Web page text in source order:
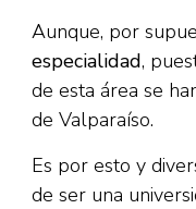
Aunque, por
especialidad,
de esta área se
de Valparaíso.
Es por esto y
de ser una